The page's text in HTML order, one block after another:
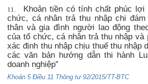
11. Khoản tiền có tính chất phúc lợi
chức, cá nhân trả thu nhập chi
thân và gia đình người lao động
của tổ chức, cá nhân trả thu nhập
xác định thu nhập chịu thuế thu nhập
các văn bản hướng dẫn thi hành
doanh nghiệp”
Khoản 5 Điều 11 Thông tư 92/2015/TT-BTC